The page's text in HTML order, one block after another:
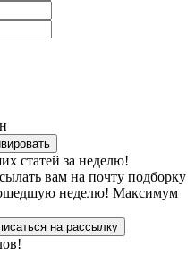
статей за неделю!
вам на почту подборку
неделю! Максимум
на рассылку